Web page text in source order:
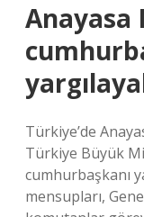
Anayasa
Türkiye’de
Türkiye Büyük
cumhurbaşkanı
mensupları,